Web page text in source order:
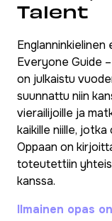
Talent
Everyone Guide
on julkaistu
suunnattu niin
vierailijoille ja
kaikille niille,
Oppaan on
toteutettiin
kanssa.
Ilmainen opas